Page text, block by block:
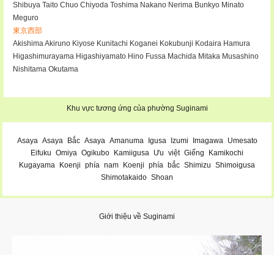
Shibuya Taito Chuo Chiyoda Toshima Nakano Nerima Bunkyo Minato
Meguro
東京西部
AkishimaAkiruno Kiyose Kunitachi Koganei Kokubunji Kodaira Hamura
Higashimurayama Higashiyamato Hino Fussa Machida Mitaka Musashino
Nishitama Okutama
Khu vực tương ứng của phường Suginami
Asaya Asaya Bắc Asaya Amanuma Igusa Izumi Imagawa
Umesato
Eifuku Omiya Ogikubo Kamiigusa Ưu việt Giếng
Kamikochi
Kugayama
Koenji phía nam Koenji phía bắc Shimizu Shimoigusa
Shimotakaido Shoan
Giới thiệu về Suginami